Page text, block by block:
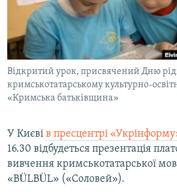
ВІДЕОУРОКИ «ELIFBE»
СВІДЧЕННЯ ОКУПАЦІЇ
УКРАЇНСЬКА ПРОБЛЕМА КРИМУ
ІНФОГРАФІКА
Русский
Qırımtatar
ДОЛУЧАЙСЯ!
Усі сайти RFE/RL
Відкритий урок, присвячений Дню
кримськотатарському культурно-
«Кримська батьківщина»
У Києві в пресцентрі
16.30 відбудеться презентація
вивчення кримськотатарської
«BÜLBÜL» («Соловей»).